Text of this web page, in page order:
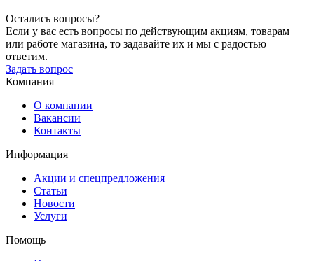
Остались вопросы?
Если у вас есть вопросы по действующим акциям, товарам
или работе магазина, то задавайте их и мы с радостью
ответим.
Задать вопрос
Компания
О компании
Вакансии
Контакты
Информация
Акции и спецпредложения
Статьи
Новости
Услуги
Помощь